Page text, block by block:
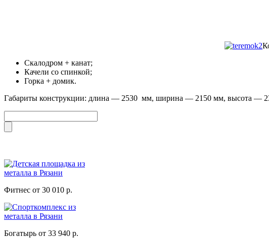
Скалодром + канат;
Качели со спинкой;
Горка + домик.
Габариты конструкции: длина — 2530 мм, ширина — 2150 мм, высота —
Фитнес от 30 010 р.
Богатырь от 33 940 р.